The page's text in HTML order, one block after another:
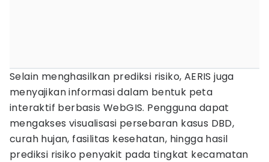
Selain menghasilkan prediksi risiko, AERIS juga
menyajikan informasi dalam bentuk peta
interaktif berbasis WebGIS. Pengguna dapat
mengakses visualisasi persebaran kasus DBD,
curah hujan, fasilitas kesehatan, hingga hasil
prediksi risiko penyakit pada tingkat kecamatan